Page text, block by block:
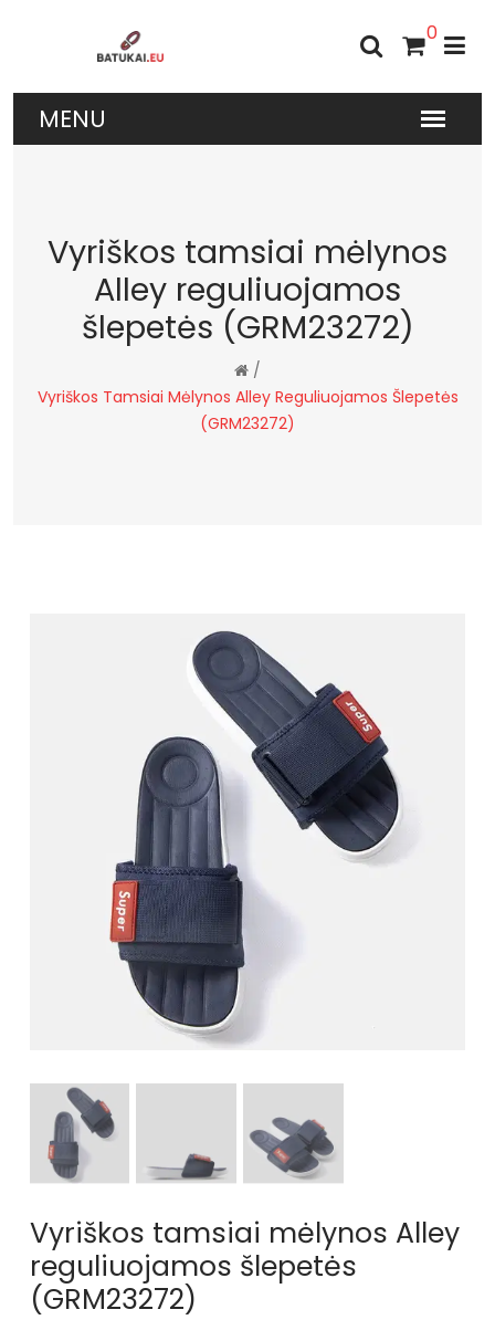
0
Vyriškos tamsiai mėlynos
Alley reguliuojamos
šlepetės (GRM23272)
/
Vyriškos Tamsiai Mėlynos Alley Reguliuojamos Šlepetės
(GRM23272)
Vyriškos tamsiai mėlynos Alley
reguliuojamos šlepetės
(GRM23272)